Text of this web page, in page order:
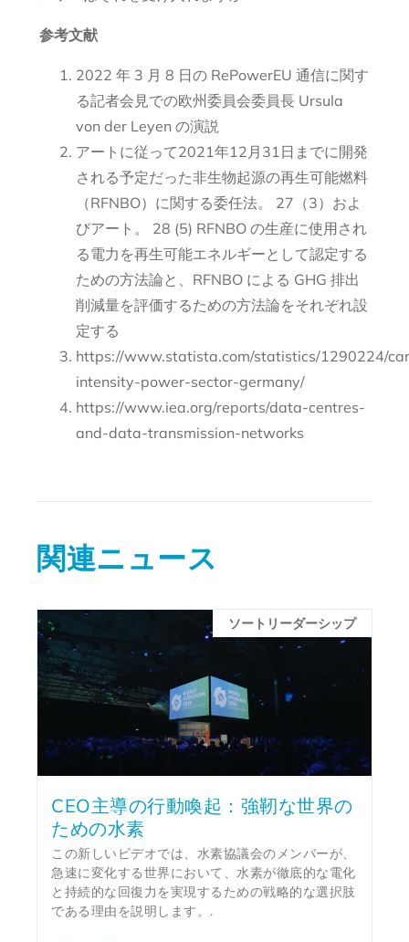
参考文献
2022 年 3 月 8 日の RePowerEU 通信に関す
る記者会見での欧州委員会委員長 Ursula
von der Leyen の演説
アートに従って2021年12月31日までに開発
される予定だった非生物起源の再生可能燃料
（RFNBO）に関する委任法。 27（3）およ
びアート。 28 (5) RFNBO の生産に使用され
る電力を再生可能エネルギーとして認定する
ための方法論と、RFNBO による GHG 排出
削減量を評価するための方法論をそれぞれ設
定する
https://www.statista.com/statistics/1290224/
intensity-power-sector-germany/
https://www.iea.org/reports/data-centres-
and-data-transmission-networks
関連ニュース
ソートリーダーシップ
CEO主導の行動喚起：強靭な世界の
ための水素
この新しいビデオでは、水素協議会のメンバーが、
急速に変化する世界において、水素が徹底的な電化
と持続的な回復力を実現するための戦略的な選択肢
である理由を説明します。.